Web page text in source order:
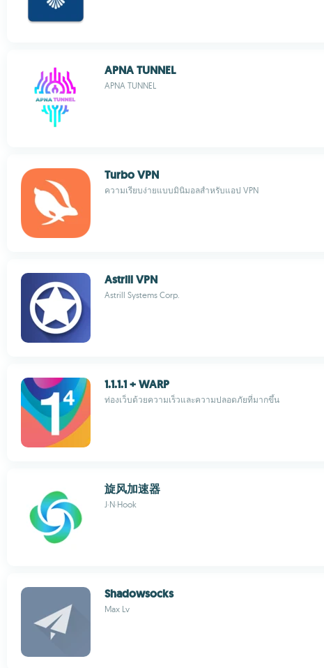
APNA TUNNEL
APNA TUNNEL
Turbo VPN
ความเรียบง่ายแบบมินิมอลสำหรับแอป VPN
Astrill VPN
Astrill Systems Corp.
1.1.1.1 + WARP
ท่องเว็บด้วยความเร็วและความปลอดภัยที่มากขึ้น
旋风加速器
J·N·Hook
Shadowsocks
Max Lv